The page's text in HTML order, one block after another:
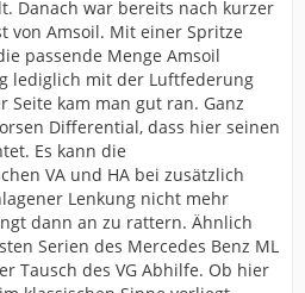
Danach war bereits nach kurzer
von Amsoil. Mit einer Spritze
passende Menge Amsoil
lediglich mit der Luftfederung
Seite kam man gut ran. Ganz
Differential, dass hier seinen
Es kann die
VA und HA bei zusätzlich
Lenkung nicht mehr
dann an zu rattern. Ähnlich
Serien des Mercedes Benz ML
Tausch des VG Abhilfe. Ob hier